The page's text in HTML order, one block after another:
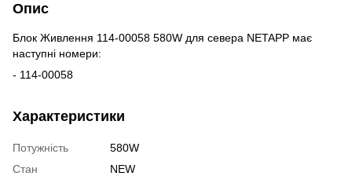
Опис
Блок Живлення 114-00058 580W для севера NETAPP має
наступні номери:
- 114-00058
Характеристики
Потужність
580W
Стан
NEW